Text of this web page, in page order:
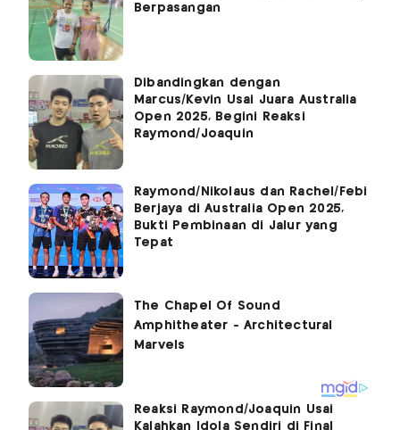
Berpasangan
Dibandingkan dengan
Marcus/Kevin Usai Juara Australia
Open 2025, Begini Reaksi
Raymond/Joaquin
Raymond/Nikolaus dan Rachel/Febi
Berjaya di Australia Open 2025,
Bukti Pembinaan di Jalur yang
Tepat
Reaksi Raymond/Joaquin Usai
Kalahkan Idola Sendiri di Final